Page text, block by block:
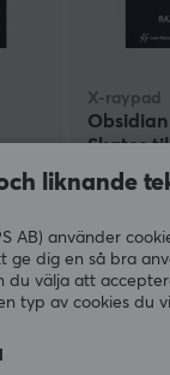
X-raypad
Skates
V3 Pro
(11)
149 kr
liknande
AB) använder
ge dig en så bra
du välja att
typ av cookies du